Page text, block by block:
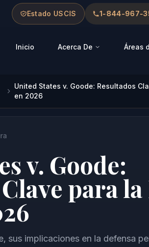
Estado USCIS 1-844-967-
Inicio Acerca De Áreas
United States v. Goode: Resultados
en 2026
v. Goode:
para
sus implicaciones en la defensa